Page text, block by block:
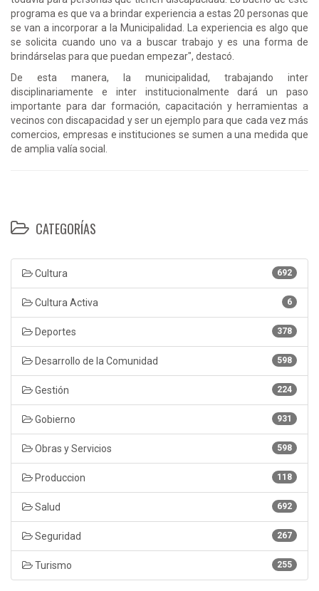
programa es que va a brindar experiencia a estas 20 personas que
se van a incorporar a la Municipalidad. La experiencia es algo que
se solicita cuando uno va a buscar trabajo y es una forma de
brindárselas para que puedan empezar", destacó.
De esta manera, la municipalidad, trabajando inter
disciplinariamente e inter institucionalmente dará un paso
importante para dar formación, capacitación y herramientas a
vecinos con discapacidad y ser un ejemplo para que cada vez más
comercios, empresas e instituciones se sumen a una medida que
de amplia valía social.
CATEGORÍAS
692
Cultura
6
Cultura Activa
378
Deportes
598
Desarrollo de la Comunidad
224
Gestión
931
Gobierno
598
Obras y Servicios
118
Produccion
692
Salud
267
Seguridad
255
Turismo